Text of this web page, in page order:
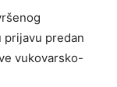
prijavu predan
vukovarsko-